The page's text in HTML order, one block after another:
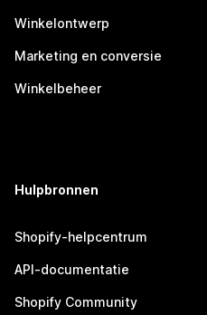
Winkelontwerp
Marketing en conversie
Winkelbeheer
Hulpbronnen
Shopify-helpcentrum
API-documentatie
Shopify Community